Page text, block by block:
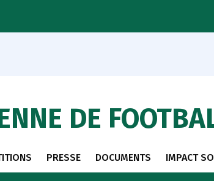
DE
PRESSE DOCUMENTS IMPACT